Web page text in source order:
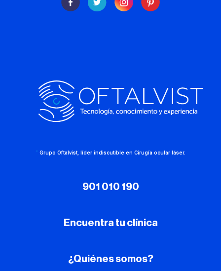
· Grupo Oftalvist, líder indiscutible en Cirugía ocular láser.
901 010 190
Encuentra tu clínica
¿Quiénes somos?